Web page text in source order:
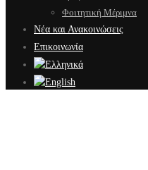
Φοιτητική Μέριμνα
Νέα και Ανακοινώσεις
Επικοινωνία